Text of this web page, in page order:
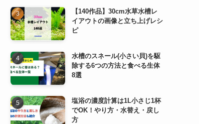
【140作品】30cm水草水槽レ
イアウトの画像と立ち上げレシ
ピ
水槽のスネール(小さい貝)を駆
除する6つの方法と食べる生体
8選
塩浴の濃度計算は1L小さじ1杯
でOK！やり方・水替え・戻し
方